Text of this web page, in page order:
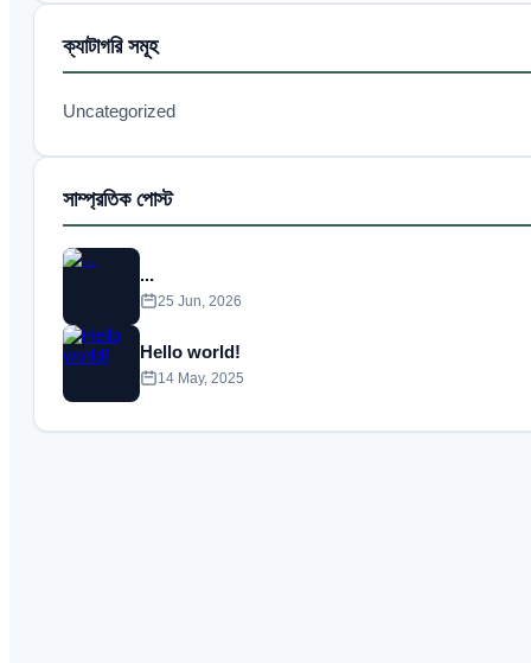
ক্যাটাগরি সমূহ
Uncategorized
সাম্প্রতিক পোস্ট
...
25 Jun, 2026
Hello world!
14 May, 2025